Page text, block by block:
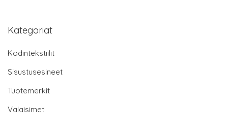
Kategoriat
Kodintekstiilit
Sisustusesineet
Tuotemerkit
Valaisimet